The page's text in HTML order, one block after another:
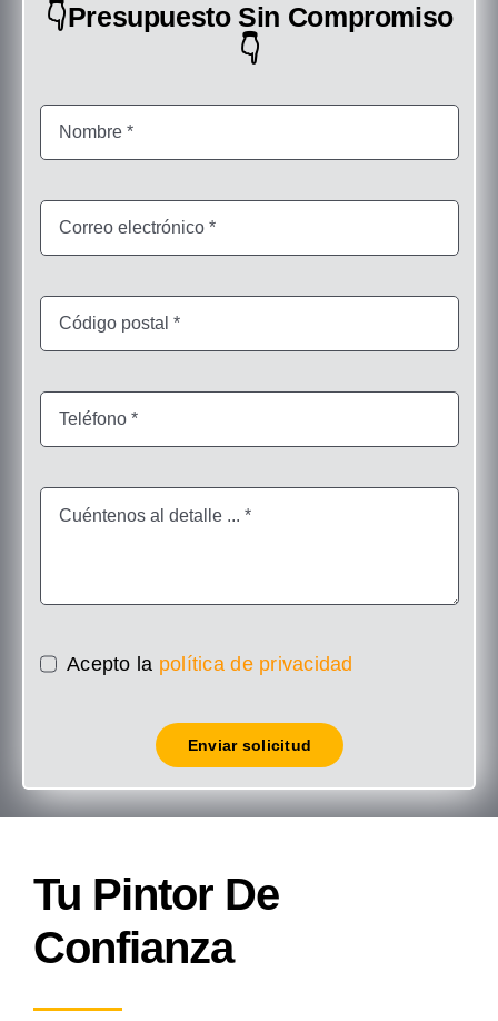
👇Presupuesto Sin Compromiso
👇
Acepto la política de privacidad
Enviar solicitud
Tu Pintor De
Confianza